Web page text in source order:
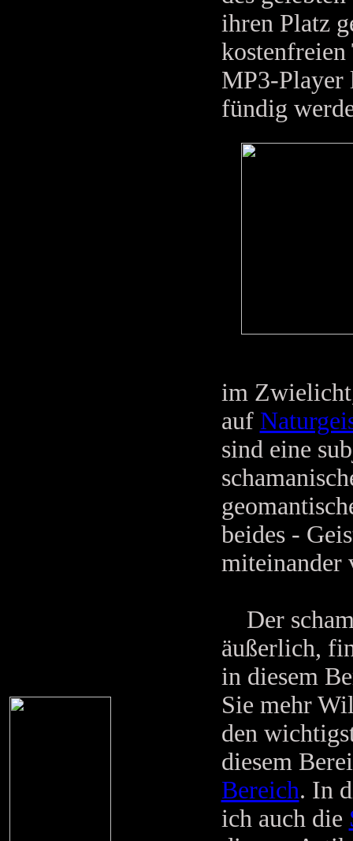
ihren Platz
kostenfreien
MP3-Player
fündig
im
auf
sind eine
beides -
miteinander
Der
äußerlich,
in diesem
Sie mehr
den
diesem
Bereich. In
ich auch die